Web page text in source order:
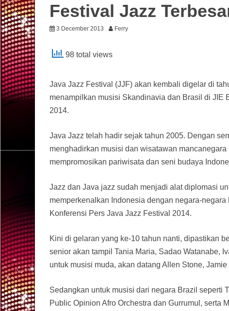
Festival Jazz
3 December 2013 Ferry
98 total views
Java Jazz Festival (JJF) akan kembali digelar di
menampilkan musisi Skandinavia dan Brasil di JIE
2014.
Java Jazz telah hadir sejak tahun 2005. Dengan
menghadirkan musisi dan wisatawan
mempromosikan pariwisata dan seni budaya
Jazz dan Java jazz sudah menjadi alat diplomasi
memperkenalkan Indonesia dengan negara-
Konferensi Pers Java Jazz Festival 2014.
Kini di gelaran yang ke-10 tahun nanti, dipastikan
senior akan tampil Tania Maria, Sadao Watanabe,
untuk musisi muda, akan datang Allen Stone,
Sedangkan untuk musisi dari negara Brazil seperti
Public Opinion Afro Orchestra dan Gurrumul, serta